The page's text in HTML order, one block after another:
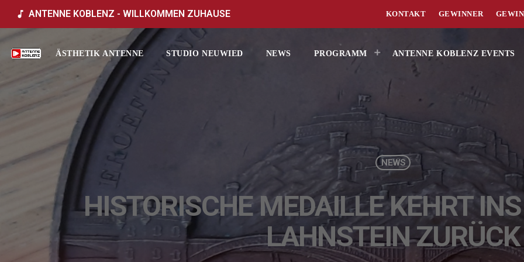
music_note ANTENNE KOBLENZ - WILLKOMMEN ZUHAUSE KONTAKT GEWINNER
ÄSTHETIK ANTENNE STUDIO NEUWIED NEWS PROGRAMM ANTENNE KOBLENZ EVENTS
NEWS
HISTORISCHE MEDAILLE KEHRT
LAHNSTEIN ZURÜCK